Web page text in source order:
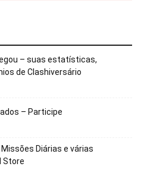
– suas estatísticas,
de Clashiversário
– Participe
Diárias e várias
Store